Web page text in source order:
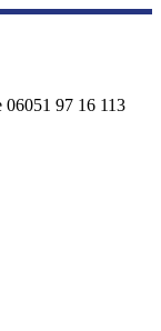
97 16 113